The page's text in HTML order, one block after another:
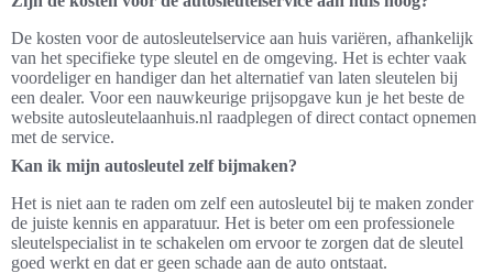
De kosten voor de autosleutelservice aan huis variëren, afhankelijk
van het specifieke type sleutel en de omgeving. Het is echter vaak
voordeliger en handiger dan het alternatief van laten sleutelen bij
een dealer. Voor een nauwkeurige prijsopgave kun je het beste de
website autosleutelaanhuis.nl raadplegen of direct contact opnemen
met de service.
Kan ik mijn autosleutel zelf bijmaken?
Het is niet aan te raden om zelf een autosleutel bij te maken zonder
de juiste kennis en apparatuur. Het is beter om een professionele
sleutelspecialist in te schakelen om ervoor te zorgen dat de sleutel
goed werkt en dat er geen schade aan de auto ontstaat.